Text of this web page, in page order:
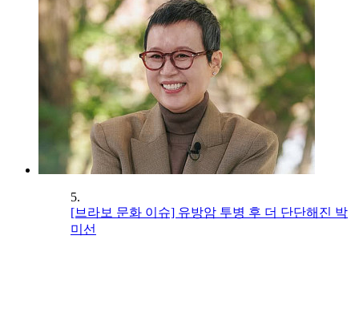
5.
[브라보 문화 이슈] 유방암 투병 후 더 단단해진 박
미선